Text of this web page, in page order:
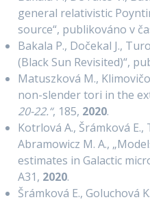
general relativistic
source“, publikováno v
Bakala P., Dočekal J.,
(Black Sun Revisited)“,
Matuszková M.,
non-slender tori in the
20-22.“, 185, 2020.
Kotrlová A., Šrámková E.,
Abramowicz M. A.,
estimates in Galactic
A31, 2020.
Šrámková E., Goluchová